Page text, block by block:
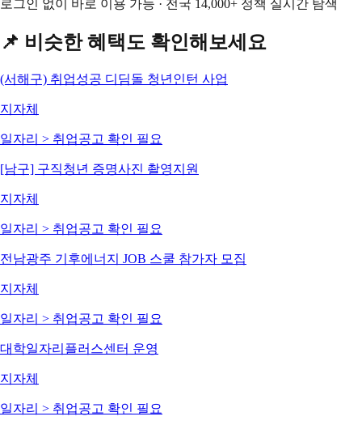
로그인 없이 바로 이용 가능 · 전국 14,000+ 정책 실시간 탐색
📌 비슷한 혜택도 확인해보세요
(서해구) 취업성공 디딤돌 청년인턴 사업
지자체
일자리 > 취업공고 확인 필요
[남구] 구직청년 증명사진 촬영지원
지자체
일자리 > 취업공고 확인 필요
전남광주 기후에너지 JOB 스쿨 참가자 모집
지자체
일자리 > 취업공고 확인 필요
대학일자리플러스센터 운영
지자체
일자리 > 취업공고 확인 필요